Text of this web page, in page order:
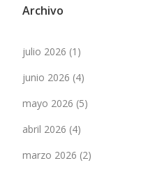
Archivo
julio 2026 (1)
junio 2026 (4)
mayo 2026 (5)
abril 2026 (4)
marzo 2026 (2)